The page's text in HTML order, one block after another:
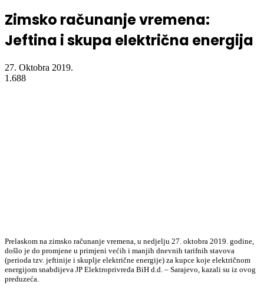
Zimsko računanje vremena:
Jeftina i skupa električna energija
27. Oktobra 2019.
1.688
Prelaskom na zimsko računanje vremena, u nedjelju 27. oktobra 2019. godine,
došlo je do promjene u primjeni većih i manjih dnevnih tarifnih stavova
(perioda tzv. jeftinije i skuplje električne energije) za kupce koje električnom
energijom snabdijeva JP Elektroprivreda BiH d.d. – Sarajevo, kazali su iz ovog
preduzeća.